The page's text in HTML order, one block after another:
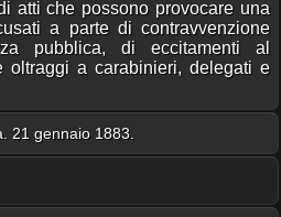
atti che possono provocare una
a parte di contravvenzione
pubblica, di eccitamenti al
oltraggi a carabinieri, delegati e
21 gennaio 1883.